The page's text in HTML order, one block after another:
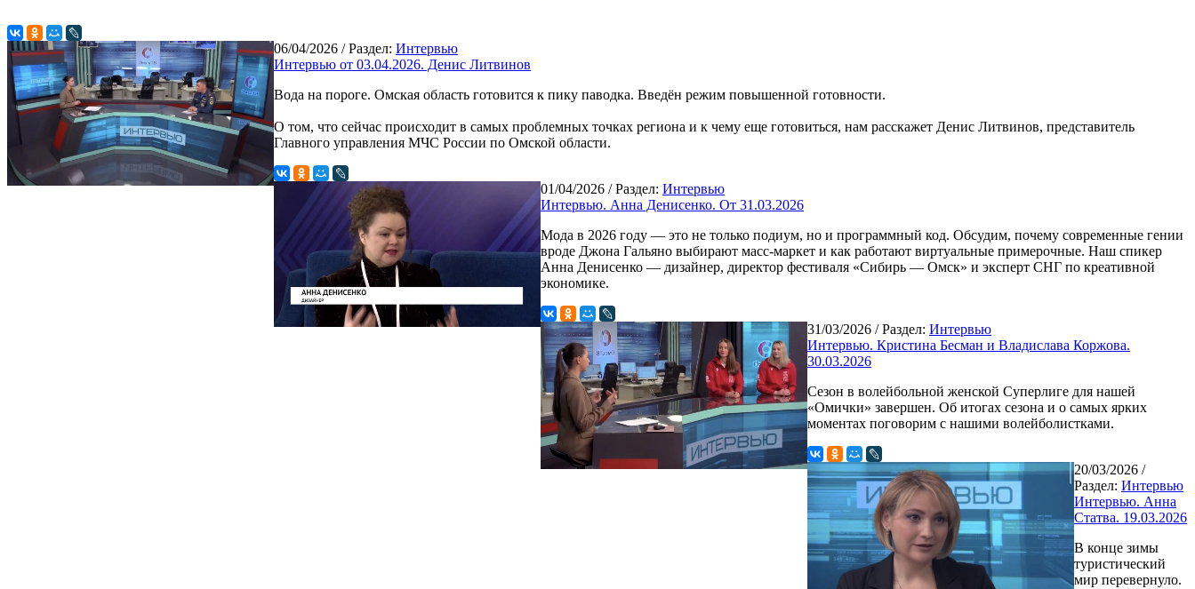
06/04/2026 / Раздел: Интервью
Интервью от 03.04.2026. Денис Литвинов
Вода на пороге. Омская область готовится к пику паводка. Введён режим повышенной готовности.
О том, что сейчас происходит в самых проблемных точках региона и к чему еще готовиться, нам расскажет Денис Литвинов, представитель
Главного управления МЧС России по Омской области.
01/04/2026 / Раздел: Интервью
Интервью. Анна Денисенко. От 31.03.2026
Мода в 2026 году — это не только подиум, но и программный код. Обсудим, почему современные гении
вроде Джона Гальяно выбирают масс-маркет и как работают виртуальные примерочные. Наш спикер
Анна Денисенко — дизайнер, директор фестиваля «Сибирь — Омск» и эксперт СНГ по креативной
экономике.
31/03/2026 / Раздел: Интервью
Интервью. Кристина Бесман и Владислава Коржова.
30.03.2026
Сезон в волейбольной женской Суперлиге для нашей
«Омички» завершен. Об итогах сезона и о самых ярких
моментах поговорим с нашими волейболистками.
20/03/2026 /
Раздел: Интервью
Интервью. Анна
Статва. 19.03.2026
В конце зимы
туристический
мир перевернуло.